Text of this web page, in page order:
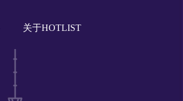
关于HOTLIST